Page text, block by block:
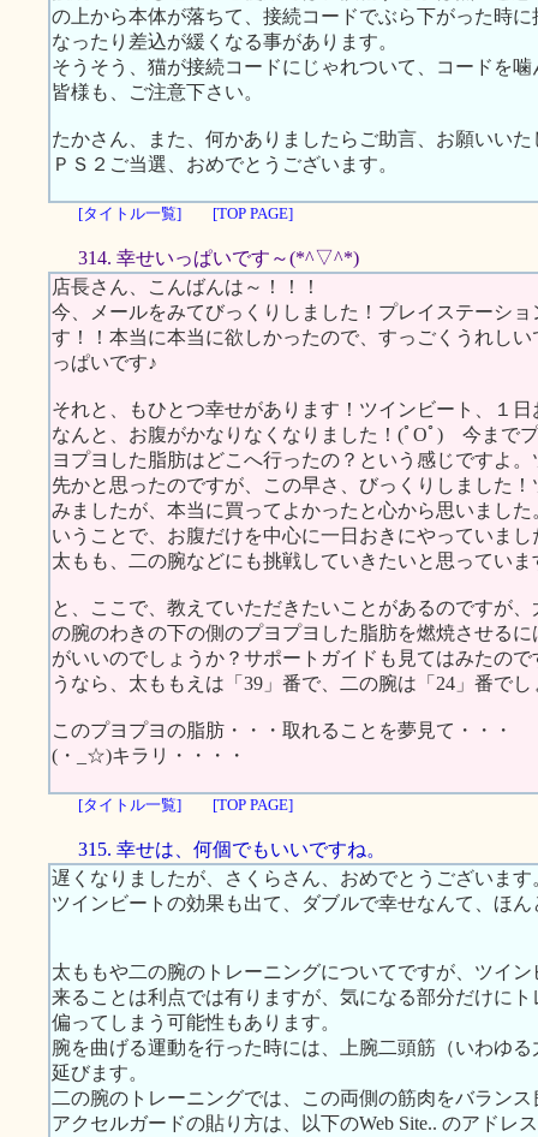
の上から本体が落ちて、接続コードでぶら下がった時
なったり差込が緩くなる事があります。
そうそう、猫が接続コードにじゃれついて、コードを
皆様も、ご注意下さい。
たかさん、また、何かありましたらご助言、お願いいた
ＰＳ２ご当選、おめでとうございます。
[タイトル一覧] [TOP PAGE]
314. 幸せいっぱいです～(*^▽^*)
店長さん、こんばんは～！！！
今、メールをみてびっくりしました！プレイステーシ
す！！本当に本当に欲しかったので、すっごくうれし
っぱいです♪
それと、もひとつ幸せがあります！ツインビート、１
なんと、お腹がかなりなくなりました！(ﾟOﾟ) 今まで
ヨプヨした脂肪はどこへ行ったの？という感じですよ
先かと思ったのですが、この早さ、びっくりしました
みましたが、本当に買ってよかったと心から思いまし
いうことで、お腹だけを中心に一日おきにやっていま
太もも、二の腕などにも挑戦していきたいと思っていま
と、ここで、教えていただきたいことがあるのですが
の腕のわきの下の側のプヨプヨした脂肪を燃焼させる
がいいのでしょうか？サポートガイドも見てはみたの
うなら、太ももえは「39」番で、二の腕は「24」番で
このプヨプヨの脂肪・・・取れることを夢見て・・・
(・_☆)キラリ・・・・
[タイトル一覧] [TOP PAGE]
315. 幸せは、何個でもいいですね。
遅くなりましたが、さくらさん、おめでとうございます
ツインビートの効果も出て、ダブルで幸せなんて、ほん
太ももや二の腕のトレーニングについてですが、ツイ
来ることは利点では有りますが、気になる部分だけに
偏ってしまう可能性もあります。
腕を曲げる運動を行った時には、上腕二頭筋（いわゆ
延びます。
二の腕のトレーニングでは、この両側の筋肉をバラン
アクセルガードの貼り方は、以下のWeb Site.. のアドレ